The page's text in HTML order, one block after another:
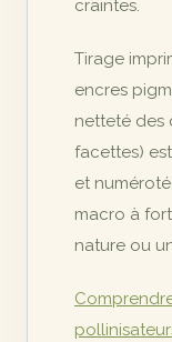
craintes.
Tirage
encres
netteté des
facettes)
et
macro à
nature ou